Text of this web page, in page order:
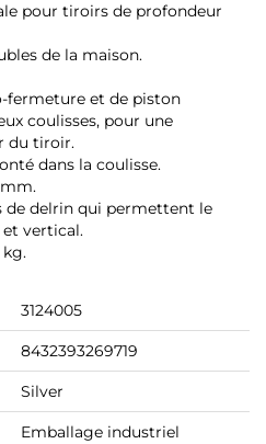
pour tiroirs de profondeur
de la maison.
fermeture et de piston
coulisses, pour une
du tiroir.
dans la coulisse.
de delrin qui permettent le
vertical.
3124005
8432393269719
Silver
Emballage industriel